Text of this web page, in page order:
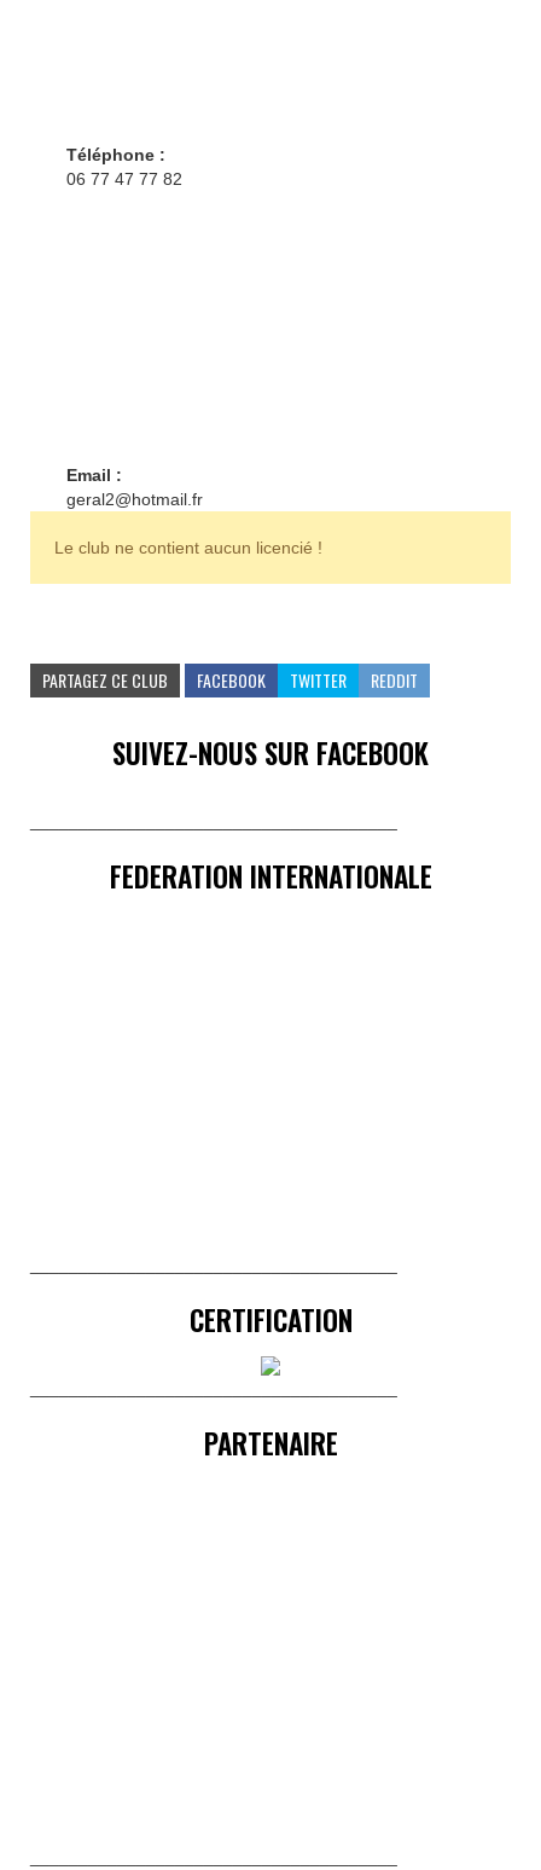
Téléphone :
06 77 47 77 82
Email :
geral2@hotmail.fr
Le club ne contient aucun licencié !
PARTAGEZ CE CLUB FACEBOOK TWITTER REDDIT
SUIVEZ-NOUS SUR FACEBOOK
FEDERATION INTERNATIONALE
CERTIFICATION
PARTENAIRE